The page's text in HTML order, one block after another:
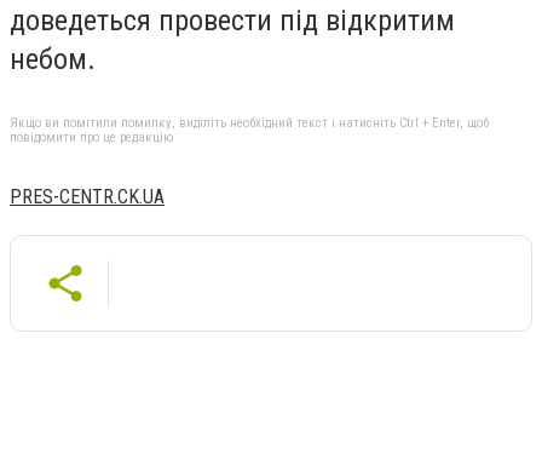
доведеться провести під відкритим
небом.
Якщо ви помітили помилку, виділіть необхідний текст і натисніть Ctrl + Enter, щоб
повідомити про це редакцію
PRES-CENTR.CK.UA